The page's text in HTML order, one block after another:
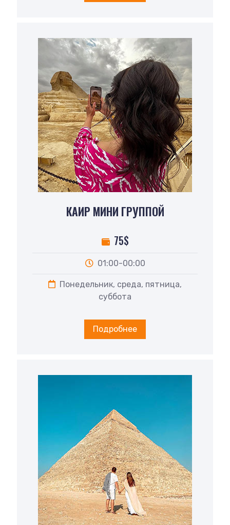
КАИР МИНИ ГРУППОЙ
75$
01:00-00:00
Понедельник, среда, пятница,
суббота
Подробнее